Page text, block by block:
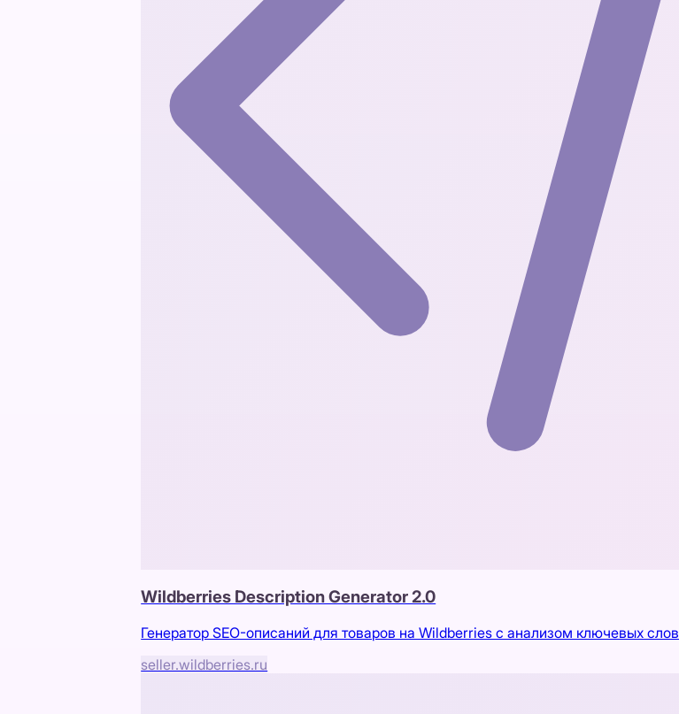
Wildberries Description Generator 2.0
Генератор SEO-описаний для товаров на Wildberries с анализом ключевых слов
seller.wildberries.ru